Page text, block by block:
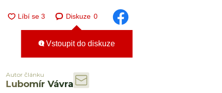
Diskuze 0
Vstoupit do diskuze
Autor článku
Lubomír Vávra